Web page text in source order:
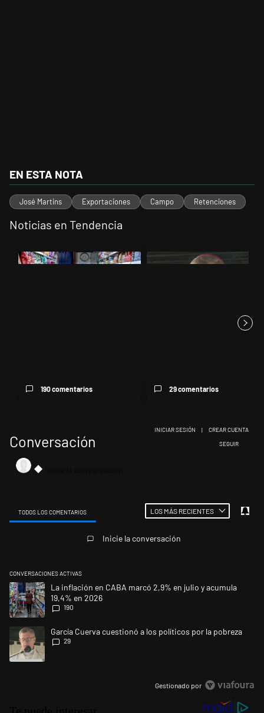
EN ESTA NOTA
José Martins Exportaciones Campo Retenciones
Noticias en Tendencia
Un artículo de tendencia con el título "La inflación en CABA marcó
190 comentarios
Un artículo de tendencia con el
29 comentarios
Conversación SIGA ESTA
SEGUIR
INICIAR SESIÓN | CREAR CUENTA
TODOS LOS COMENTARIOS LOS MÁS RECIENTES
Inicie la conversación
CONVERSACIONES ACTIVAS
Este listado muestra los artículos con más comentarios en los últimos
Un artículo de tendencia con el título "La inflación en CABA marcó
La inflación en CABA marcó 2,9% en julio y acumula
19,4% en 2026
190
Un artículo de tendencia con el título "García Cuerva cuestionó a los
García Cuerva cuestionó a los políticos por la pobreza
29
Gestionado por